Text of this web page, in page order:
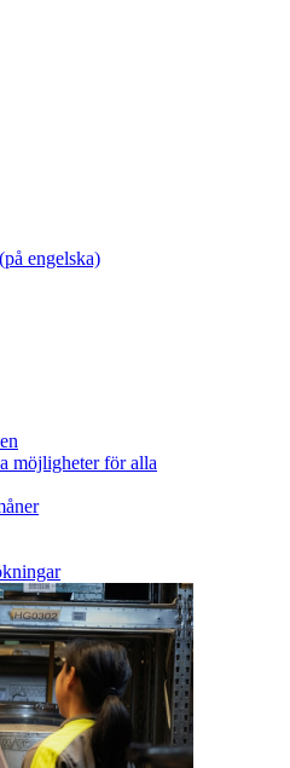
engelska)
möjligheter för alla